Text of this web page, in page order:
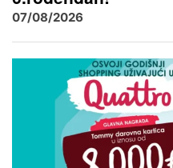
07/08/2026